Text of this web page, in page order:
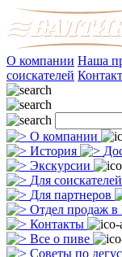
О компании Наша
соискателей
О компании
История
Экскурсии
Для соискателей
Для партнеров
Отдел продаж в
Контакты
Все о пиве
Советы по